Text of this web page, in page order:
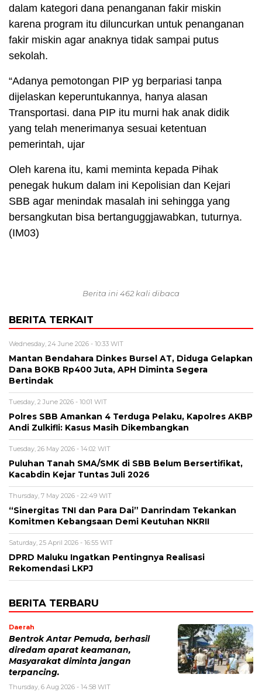
dalam kategori dana penanganan fakir miskin
karena program itu diluncurkan untuk penanganan
fakir miskin agar anaknya tidak sampai putus
sekolah.
“Adanya pemotongan PIP yg berpariasi tanpa
dijelaskan keperuntukannya, hanya alasan
Transportasi. dana PIP itu murni hak anak didik
yang telah menerimanya sesuai ketentuan
pemerintah, ujar
Oleh karena itu, kami meminta kepada Pihak
penegak hukum dalam ini Kepolisian dan Kejari
SBB agar menindak masalah ini sehingga yang
bersangkutan bisa bertanguggjawabkan, tuturnya.
(IM03)
Berita ini 462 kali dibaca
BERITA TERKAIT
Wednesday, 24 June 2026 - 10:33 WIT
Mantan Bendahara Dinkes Bursel AT, Diduga Gelapkan
Dana BOKB Rp400 Juta, APH Diminta Segera
Bertindak
Tuesday, 2 June 2026 - 10:01 WIT
Polres SBB Amankan 4 Terduga Pelaku, Kapolres AKBP
Andi Zulkifli: Kasus Masih Dikembangkan
Tuesday, 26 May 2026 - 14:02 WIT
Puluhan Tanah SMA/SMK di SBB Belum Bersertifikat,
Kacabdin Kejar Tuntas Juli 2026
Thursday, 7 May 2026 - 22:49 WIT
“Sinergitas TNI dan Para Dai” Danrindam Tekankan
Komitmen Kebangsaan Demi Keutuhan NKRII ‎
Saturday, 25 April 2026 - 16:55 WIT
DPRD Maluku Ingatkan Pentingnya Realisasi
Rekomendasi LKPJ
BERITA TERBARU
Daerah
Bentrok Antar Pemuda, berhasil
diredam aparat keamanan,
Masyarakat diminta jangan
terpancing.
Thursday, 6 Aug 2026 - 14:58 WIT